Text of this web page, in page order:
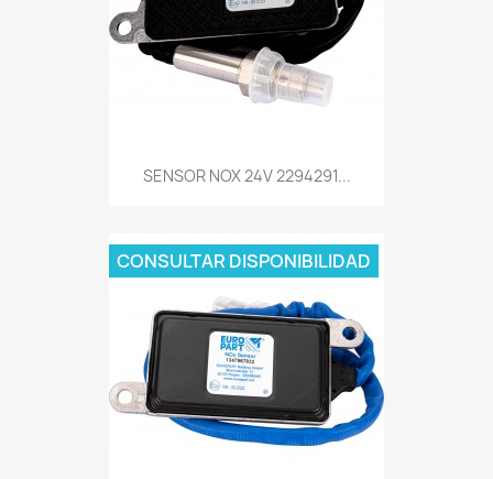
SENSOR NOX 24V 2294291...
CONSULTAR DISPONIBILIDAD